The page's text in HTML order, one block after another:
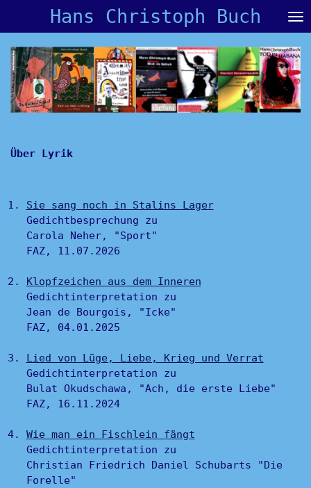
springen
Hans Christoph Buch
Über Lyrik
Sie sang noch in Stalins Lager
Gedichtbesprechung zu
Carola Neher, "Sport"
FAZ, 11.07.2026
Klopfzeichen aus dem Inneren
Gedichtinterpretation zu
Jean de Bourgois, "Icke"
FAZ, 04.01.2025
Lied von Lüge, Liebe, Krieg und Verrat
Gedichtinterpretation zu
Bulat Okudschawa, "Ach, die erste Liebe"
FAZ, 16.11.2024
Wie man ein Fischlein fängt
Gedichtinterpretation zu
Christian Friedrich Daniel Schubarts "Die
Forelle"